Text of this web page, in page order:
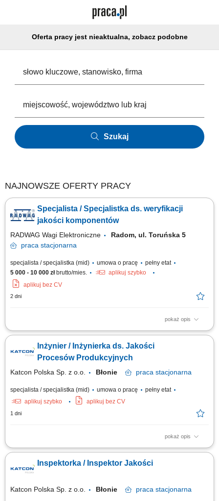
Oferta pracy jest nieaktualna, zobacz podobne
Szukaj
NAJNOWSZE OFERTY PRACY
Specjalista / Specjalistka ds. weryfikacji
jakości komponentów
RADWAG Wagi Elektroniczne
Radom, ul. Toruńska 5
praca stacjonarna
specjalista / specjalistka (mid) umowa o pracę
pełny etat
5 000 - 10 000 złbrutto/mies.
aplikuj szybko
aplikuj bez CV
2 dni
pokaż opis
Zadania Przeprowadzanie audytu zgodności dostaw podzespołów z
mechanicznych na podstawie planów produkcyjnych. Wymagania
Średnie wykształcenie techniczne, najlepiej związane z obróbką
Inżynier / Inżynierka ds. Jakości
Procesów Produkcyjnych
Katcon Polska Sp. z o.o. Błonie praca stacjonarna
specjalista / specjalistka (mid) umowa o pracę
pełny etat
aplikuj szybko
aplikuj bez CV
1 dni
pokaż opis
Opis stanowiska: monitorowanie jakości procesów produkcyjnych oraz
poziom braków i poprawiających efektywność produkcji, udział w
tworzeniu oraz aktualizacji dokumentacji jakościowej i procesowej,
Inspektorka / Inspektor Jakości
Katcon Polska Sp. z o.o. Błonie praca stacjonarna